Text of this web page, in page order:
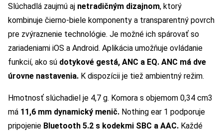
Slúchadlá zaujmú aj netradičným dizajnom, ktorý
kombinuje čierno-biele komponenty a transparentný povrch
pre zvýraznenie technológie. Je možné ich spárovať so
zariadeniami iOS a Android. Aplikácia umožňuje ovládanie
funkcií, ako sú dotykové gestá, ANC a EQ. ANC má dve
úrovne nastavenia. K dispozícii je tiež ambientný režim.
Hmotnosť slúchadiel je 4,7 g. Komora s objemom 0,34 cm3
má 11,6 mm dynamický menič. Nothing ear 1 podporuje
pripojenie Bluetooth 5.2 s kodekmi SBC a AAC. Každé